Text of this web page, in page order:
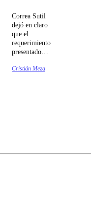
Correa Sutil
dejó en claro
que el
requerimiento
presentado
Tribunal
Cristián Meza